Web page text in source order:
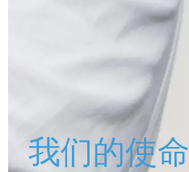
我们的使命